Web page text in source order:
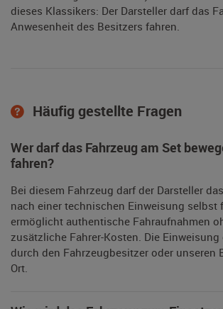
dieses Klassikers: Der Darsteller darf das
Anwesenheit des Besitzers fahren.
Häufig gestellte Fragen
Wer darf das Fahrzeug am Set
fahren?
Bei diesem Fahrzeug darf der Darsteller
nach einer technischen Einweisung selbst
ermöglicht authentische Fahraufnahmen
zusätzliche Fahrer-Kosten. Die
durch den Fahrzeugbesitzer oder unseren
Ort.